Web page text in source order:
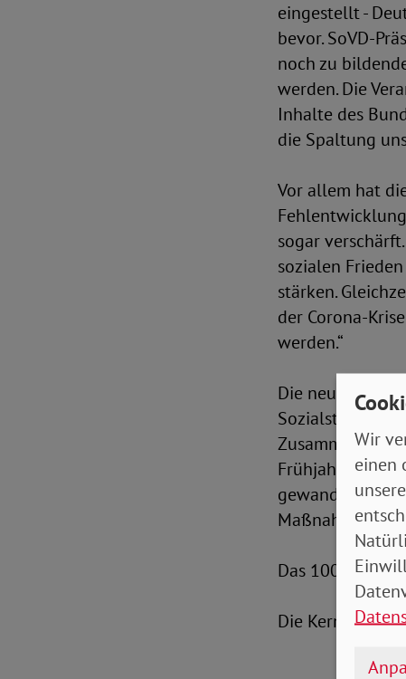
eingestellt -
bevor. SoVD-
noch zu
werden. Die
Inhalte des
die Spaltung
Vor allem hat
sogar
sozialen
stärken.
der Corona-
werden.“
Die neue
Sozialstaat für
Zusammenhalt
Frühjahr vor
gewandt.
Maßnahmen
Das 100-Tage-
Die
Wir
einen